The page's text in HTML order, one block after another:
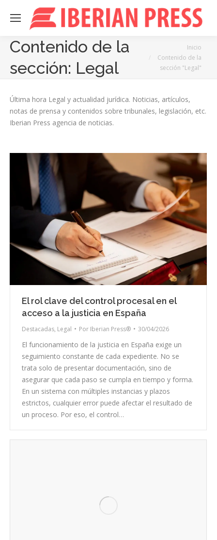
Contenido de la
sección: Legal
Inicio
Contenido de la
sección "Legal"
Última hora Legal y actualidad jurídica. Noticias, artículos,
notas de prensa y contenidos sobre tribunales, legislación, etc.
Iberian Press agencia de noticias.
El rol clave del control procesal en el
acceso a la justicia en España
Destacadas, Legal Por Iberian Press® 30/04/2026
El funcionamiento de la justicia en España exige un
seguimiento constante de cada expediente. No se
trata solo de presentar documentación, sino de
asegurar que cada paso se cumpla en tiempo y forma.
En un sistema con múltiples instancias y plazos
estrictos, cualquier error puede afectar el resultado de
un proceso. Por eso, el control…